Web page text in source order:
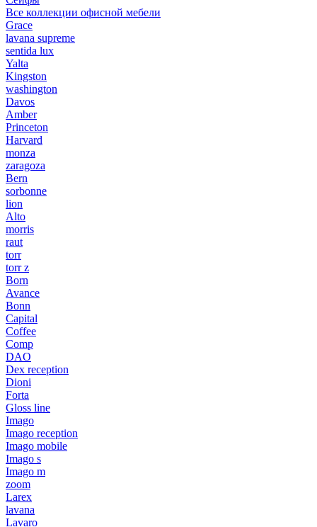
Все коллекции офисной мебели
Grace
lavana supreme
sentida lux
Yalta
Kingston
washington
Davos
Amber
Princeton
Harvard
monza
zaragoza
Bern
sorbonne
lion
Alto
morris
raut
torr
torr z
Born
Avance
Bonn
Capital
Coffee
Comp
DAO
Dex reception
Dioni
Forta
Gloss line
Imago
Imago reception
Imago mobile
Imago s
Imago m
zoom
Larex
lavana
Lavaro